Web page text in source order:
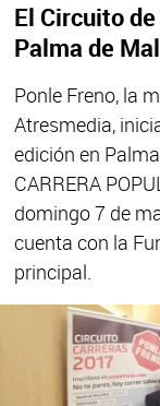
El Circuito
Palma de
Ponle Freno, la
Atresmedia,
edición en
CARRERA
domingo 7 de
cuenta con la
principal.